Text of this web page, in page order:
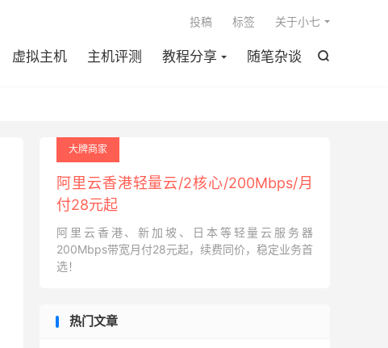

虚拟主机 主机评测 教程分享 随笔杂谈
投稿 标签 关于小七
大牌商家
阿里云香港轻量云/2核心/200Mbps/月
付28元起
阿里云香港、新加坡、日本等轻量云服务器
200Mbps带宽月付28元起，续费同价，稳定业务首
选！
热门文章